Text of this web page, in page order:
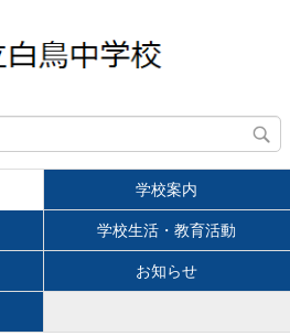
学校案内
学校生活・教育活動
お知らせ